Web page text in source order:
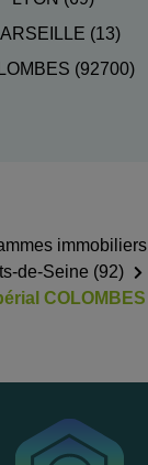
(13)
(92700)
de-Seine (92)
COLOMBES